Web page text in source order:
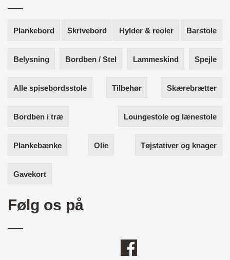
Plankebord Skrivebord Hylder & reoler Barstole
Belysning Bordben / Stel Lammeskind Spejle
Alle spisebordsstole Tilbehør Skærebrætter
Bordben i træ Loungestole og lænestole
Plankebænke Olie Tøjstativer og knager
Gavekort
Følg os på